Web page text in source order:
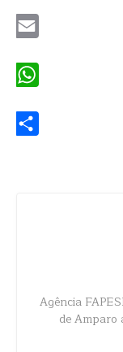
Agência
de Amparo